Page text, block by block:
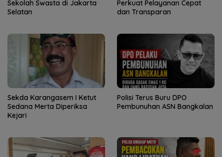
Sekolah Swasta di Jakarta
Selatan
Perkuat Pelayanan Cepat
dan Transparan
Sekda Karangasem I Ketut
Sedana Merta Diperiksa
Kejari
Polisi Terus Buru DPO
Pembunuhan ASN Bangkalan